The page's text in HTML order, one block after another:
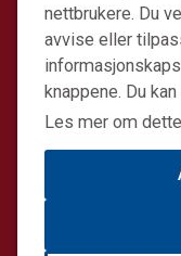
nettbrukere. Du
avvise eller
knappene. Du
Les mer om
Stiftelsen Norsk
Formålet er å